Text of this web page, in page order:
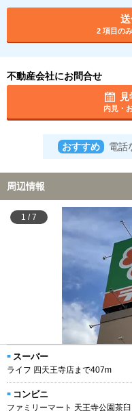
2 項目の
不動産会社にお問合せ
内見・
おすすめ 電話
周辺情報
1 /7
スーパー
ライフ 四天王寺店まで407m
コンビニ
ファミリーマート 天王寺公園茶